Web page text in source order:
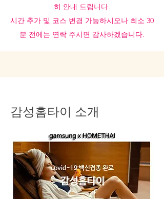
히 안내 드립니다.
시간 추가 및 코스 변경 가능하시오나 최소 30
분 전에는 연락 주시면 감사하겠습니다.
감성홈타이 소개